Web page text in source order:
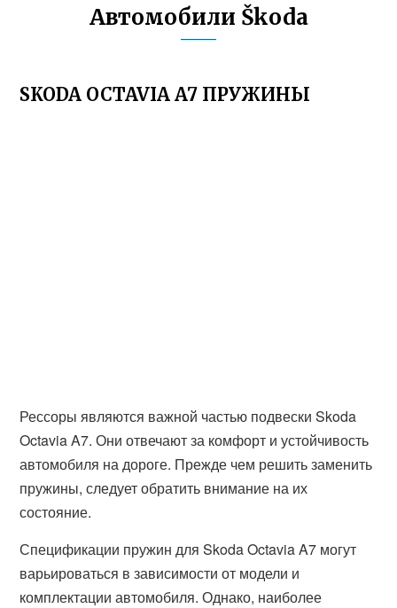
Автомобили Škoda
SKODA OCTAVIA A7 ПРУЖИНЫ
Рессоры являются важной частью подвески Skoda
Octavia A7. Они отвечают за комфорт и устойчивость
автомобиля на дороге. Прежде чем решить заменить
пружины, следует обратить внимание на их
состояние.
Спецификации пружин для Skoda Octavia A7 могут
варьироваться в зависимости от модели и
комплектации автомобиля. Однако, наиболее